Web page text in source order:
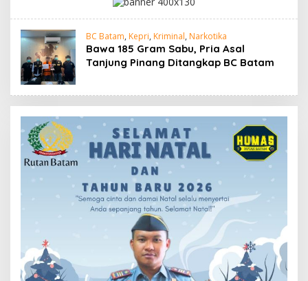
BC Batam, Kepri, Kriminal, Narkotika
Bawa 185 Gram Sabu, Pria Asal
Tanjung Pinang Ditangkap BC Batam